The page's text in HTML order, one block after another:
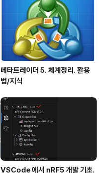
메타트레이더 5. 체계정리. 활용
법/지식
VSCode 에서 nRF5 개발 기초.